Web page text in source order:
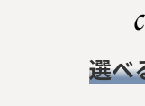
選べ